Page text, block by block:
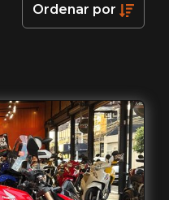
Ordenar por